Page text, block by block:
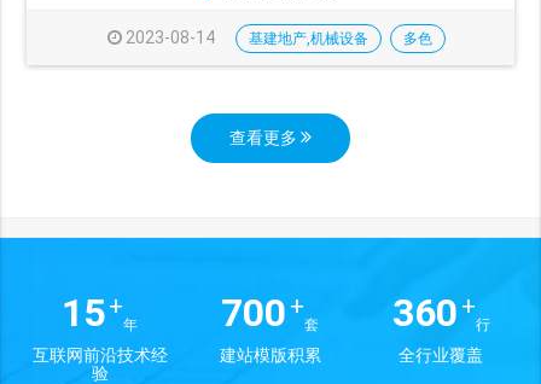
2023-08-14 基建地产,机械设备 多色
查看更多
15+
年
互联网前沿技术经
验
700 +
套
建站模版积累
360 +
行
全行业覆盖